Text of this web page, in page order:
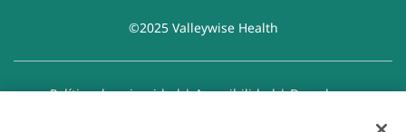
©2025 Valleywise Health
Política de privacidad|Accesibilidad|Derechos y